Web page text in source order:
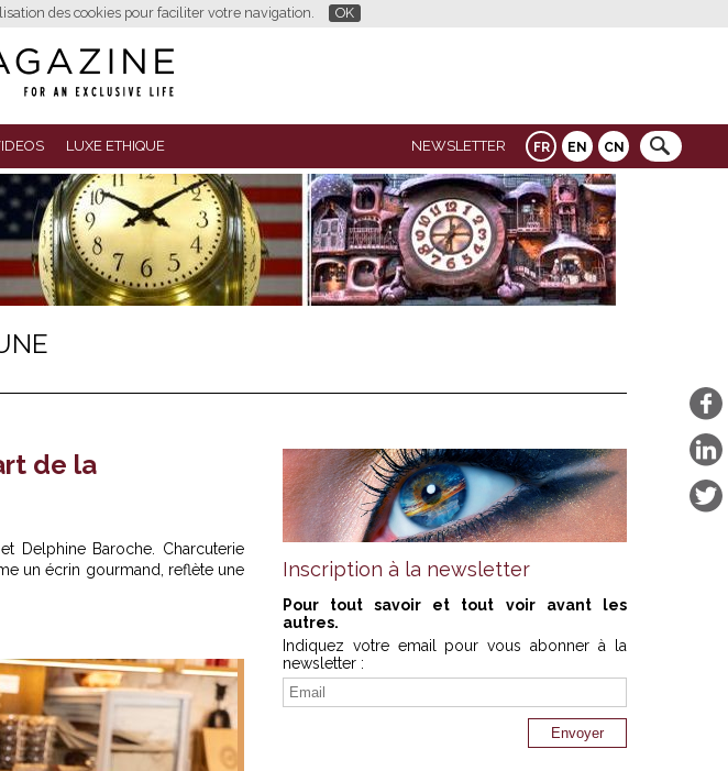
des cookies pour faciliter votre navigation. OK
FR EN CN
LUXE ETHIQUE NEWSLETTER
de la
Delphine Baroche. Charcuterie
un écrin gourmand, reflète une
Inscription à la newsletter
Pour tout savoir et tout voir avant les
autres.
Indiquez votre email pour vous abonner à la
newsletter :